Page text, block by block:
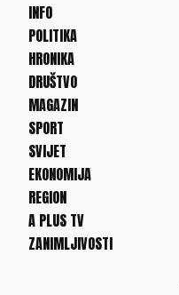
INFO
POLITIKA
HRONIKA
DRUŠTVO
MAGAZIN
SPORT
SVIJET
EKONOMIJA
REGION
A PLUS TV
ZANIMLJIVOSTI